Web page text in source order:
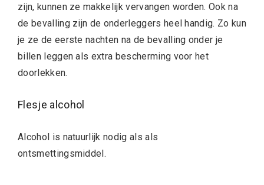
zijn, kunnen ze makkelijk vervangen worden. Ook na
de bevalling zijn de onderleggers heel handig. Zo kun
je ze de eerste nachten na de bevalling onder je
billen leggen als extra bescherming voor het
doorlekken.
Flesje alcohol
Alcohol is natuurlijk nodig als als
ontsmettingsmiddel.